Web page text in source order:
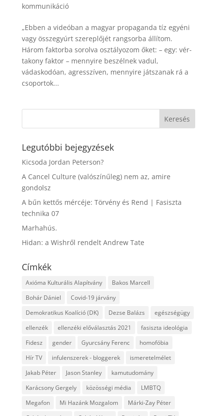
kommunikáció
„Ebben a videóban a magyar propaganda tíz egyéni
vagy összegyúrt szereplőjét rangsorba állítom.
Három faktorba sorolva osztályozom őket: – egy: vér-
takony faktor – mennyire beszélnek vadul,
vádaskodóan, agresszíven, mennyire játszanak rá a
csoportok...
Legutóbbi bejegyzések
Kicsoda Jordan Peterson?
A Cancel Culture (valószínűleg) nem az, amire
gondolsz
A bűn kettős mércéje: Törvény és Rend | Fasiszta
technika 07
Marhahús.
Hidan: a Wishről rendelt Andrew Tate
Címkék
Axióma Kulturális Alapítvány
Bakos Marcell
Bohár Dániel
Covid-19 járvány
Demokratikus Koalíció (DK)
Dezse Balázs
egészségügy
ellenzék
ellenzéki előválasztás 2021
fasiszta ideológia
Fidesz
gender Gyurcsány Ferenc
homofóbia
Hír TV
infulenszerek - bloggerek
ismeretelmélet
Jakab Péter
Jason Stanley
kamutudomány
Karácsony Gergely
közösségi média
LMBTQ
Megafon
Mi Hazánk Mozgalom
Márki-Zay Péter